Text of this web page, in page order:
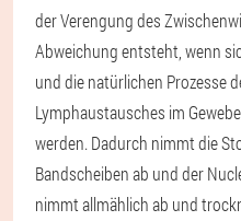
der Verengung des
Abweichung entsteht, wenn
und die natürlichen Prozesse
Lymphaustausches im
werden. Dadurch nimmt die
Bandscheiben ab und der
nimmt allmählich ab und